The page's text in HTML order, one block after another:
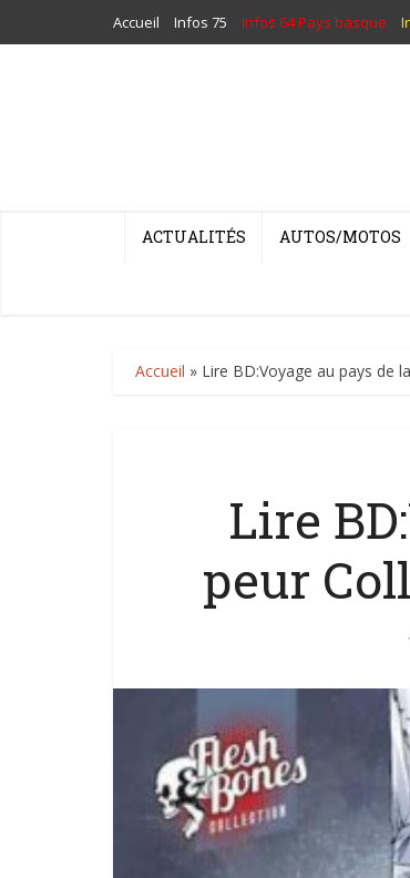
Accueil Infos 75 Infos 64 Pays basque
ACTUALITÉS AUTOS/MOTOS
Accueil » Lire BD:Voyage au pays de
Lire
peur